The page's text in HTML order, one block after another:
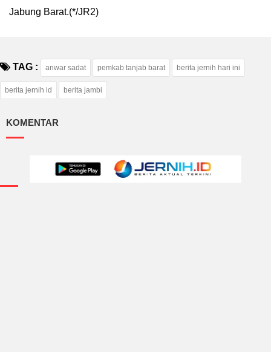
Jabung Barat.(*/JR2)
TAG : anwar sadat pemkab tanjab barat berita jernih hari ini
berita jernih id berita jambi
KOMENTAR